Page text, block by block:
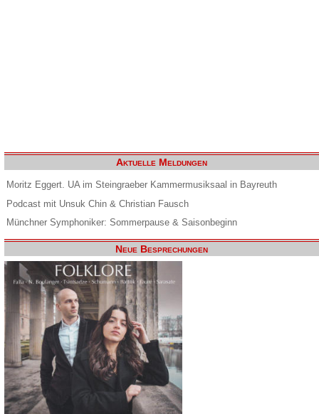
Aktuelle Meldungen
Moritz Eggert. UA im Steingraeber Kammermusiksaal in Bayreuth
Podcast mit Unsuk Chin & Christian Fausch
Münchner Symphoniker: Sommerpause & Saisonbeginn
Neue Besprechungen